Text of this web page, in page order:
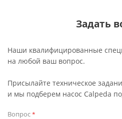
Задать
Наши квалифицированные
на любой ваш вопрос.
Присылайте техническое
и мы подберем насос Calpeda
Вопрос*